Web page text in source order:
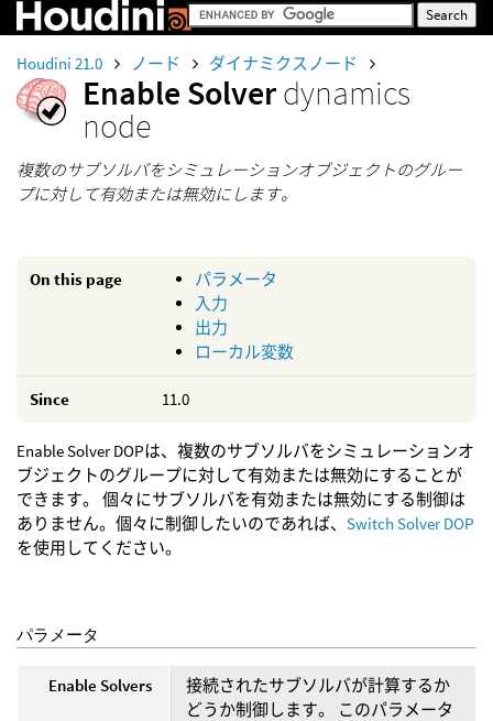
Houdini 21.0 ノード ダイナミクスノード
Enable Solverdynamics
node
複数のサブソルバをシミュレーションオブジェクトのグルー
プに対して有効または無効にします。
On this page
パラメータ
入力
出力
ローカル変数
Since 11.0
Enable Solver DOPは、複数のサブソルバをシミュレーションオ
ブジェクトのグループに対して有効または無効にすることが
できます。 個々にサブソルバを有効または無効にする制御は
ありません。個々に制御したいのであれば、 Switch Solver DOP
を使用してください。
パラメータ
Enable Solvers
接続されたサブソルバが計算するか
どうか制御します。 このパラメータ